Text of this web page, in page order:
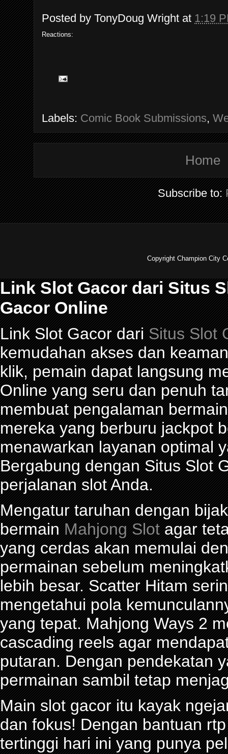
Posted by TonyDoug Wright at 1:19
Reactions:
Labels: Comic Book Submissions,
Home
Subscribe to:
Copyright Champion City
Link Slot Gacor dari Situs
Gacor Online
Link Slot Gacor dariSitus Slot
kemudahan akses dan
klik, pemain dapat langsung
Online yang seru dan penuh
membuat pengalaman
mereka yang berburu jackpot
menawarkan layanan optimal
Bergabung dengan Situs Slot
perjalanan slot Anda.
Mengatur taruhan dengan
bermainMahjong Slotagar
yang cerdas akan memulai
permainan sebelum
lebih besar. Scatter Hitam
mengetahui pola
yang tepat. Mahjong Ways 2
cascading reels agar
putaran. Dengan pendekatan
permainan sambil tetap
Main slot gacor itu kayak
dan fokus! Dengan bantuan
tertinggi hari ini yang punya